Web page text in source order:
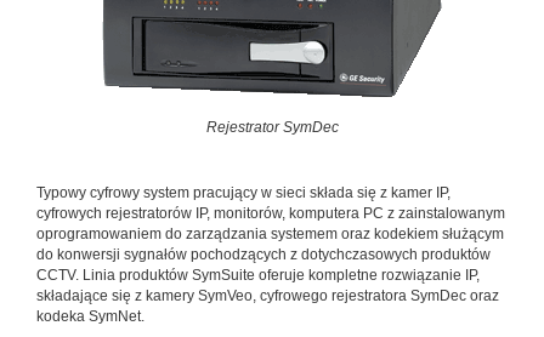
Rejestrator SymDec
Typowy cyfrowy system pracujący w sieci składa się z kamer IP,
cyfrowych rejestratorów IP, monitorów, komputera PC z zainstalowanym
oprogramowaniem do zarządzania systemem oraz kodekiem służącym
do konwersji sygnałów pochodzących z dotychczasowych produktów
CCTV. Linia produktów SymSuite oferuje kompletne rozwiązanie IP,
składające się z kamery SymVeo, cyfrowego rejestratora SymDec oraz
kodeka SymNet.